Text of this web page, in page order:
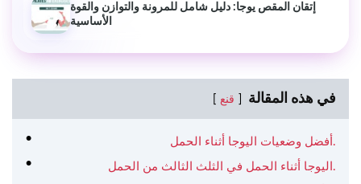
إتقان المقص يوجا: دليل شامل للمرونة والتوازن والقوة
الأساسية
في هذه المقالة قنع
أفضل وضعيات اليوجا أثناء الحمل.
اليوجا أثناء الحمل في الثلث الثالث من الحمل.